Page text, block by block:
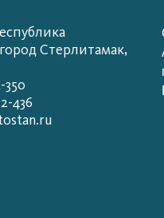
Стерлитамак,
350
436